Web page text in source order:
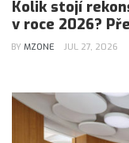
Kolik stojí
v roce 2026?
BY MZONE JUL 27, 2026